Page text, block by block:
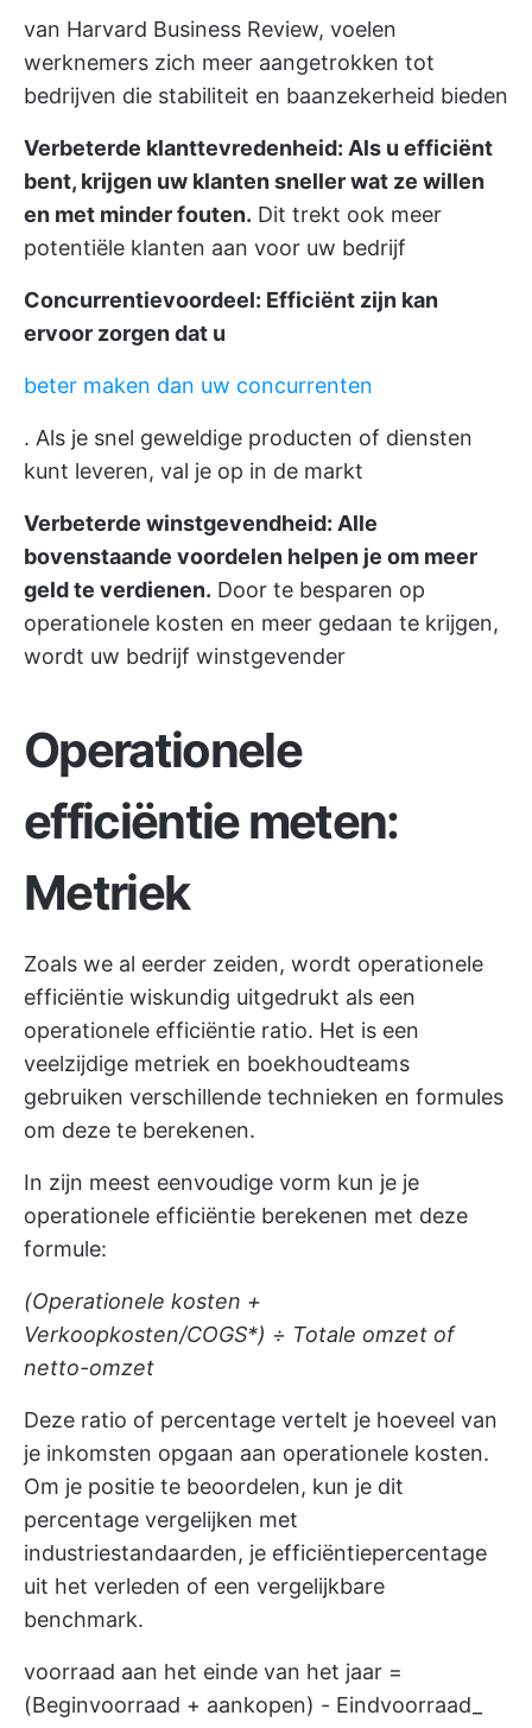
van Harvard Business Review, voelen
werknemers zich meer aangetrokken tot
bedrijven die stabiliteit en baanzekerheid bieden
Verbeterde klanttevredenheid: Als u efficiënt
bent, krijgen uw klanten sneller wat ze willen
en met minder fouten. Dit trekt ook meer
potentiële klanten aan voor uw bedrijf
Concurrentievoordeel: Efficiënt zijn kan
ervoor zorgen dat u
beter maken dan uw concurrenten
. Als je snel geweldige producten of diensten
kunt leveren, val je op in de markt
Verbeterde winstgevendheid: Alle
bovenstaande voordelen helpen je om meer
geld te verdienen. Door te besparen op
operationele kosten en meer gedaan te krijgen,
wordt uw bedrijf winstgevender
Operationele
efficiëntie meten:
Metriek
Zoals we al eerder zeiden, wordt operationele
efficiëntie wiskundig uitgedrukt als een
operationele efficiëntie ratio. Het is een
veelzijdige metriek en boekhoudteams
gebruiken verschillende technieken en formules
om deze te berekenen.
In zijn meest eenvoudige vorm kun je je
operationele efficiëntie berekenen met deze
formule:
(Operationele kosten +
Verkoopkosten/COGS*) ÷ Totale omzet of
netto-omzet
Deze ratio of percentage vertelt je hoeveel van
je inkomsten opgaan aan operationele kosten.
Om je positie te beoordelen, kun je dit
percentage vergelijken met
industriestandaarden, je efficiëntiepercentage
uit het verleden of een vergelijkbare
benchmark.
voorraad aan het einde van het jaar =
(Beginvoorraad + aankopen) - Eindvoorraad_